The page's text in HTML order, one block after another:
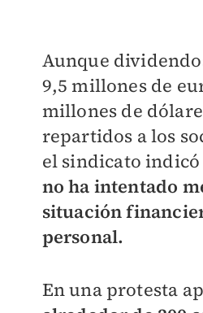
Aunque
9,5 millones de
millones de
repartidos a los
el sindicato
no ha intentado
situación
personal.
En una protesta